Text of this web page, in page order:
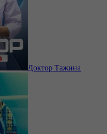
Доктор Тажина